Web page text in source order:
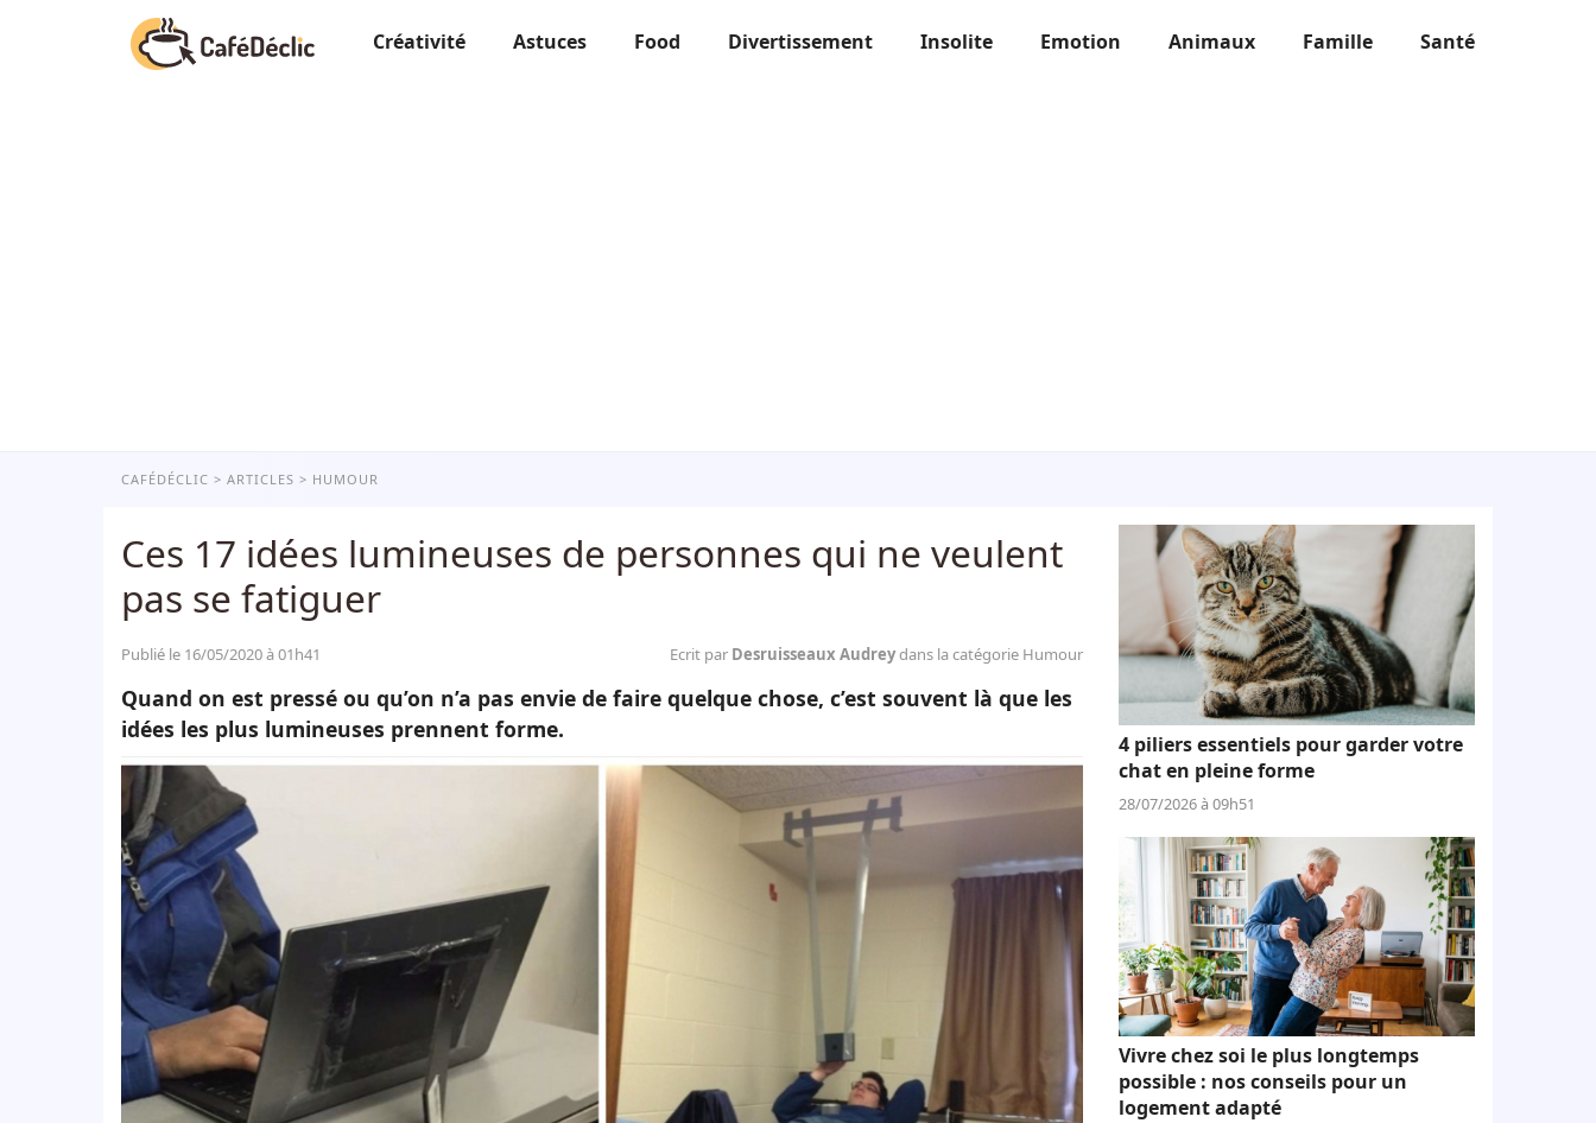
Créativité Astuces Food Divertissement Insolite Emotion Animaux Famille Santé
CAFÉDÉCLIC ARTICLES HUMOUR
Ces 17 idées lumineuses de personnes qui ne veulent
pas se fatiguer
Publié le 16/05/2020 à 01h41 Ecrit par Desruisseaux Audreydans la catégorie Humour
Quand on est pressé ou qu’on n’a pas envie de faire quelque chose, c’est souvent là que les
idées les plus lumineuses prennent forme.
4 piliers essentiels pour garder votre
chat en pleine forme
28/07/2026 à 09h51
Vivre chez soi le plus longtemps
possible : nos conseils pour un
logement adapté